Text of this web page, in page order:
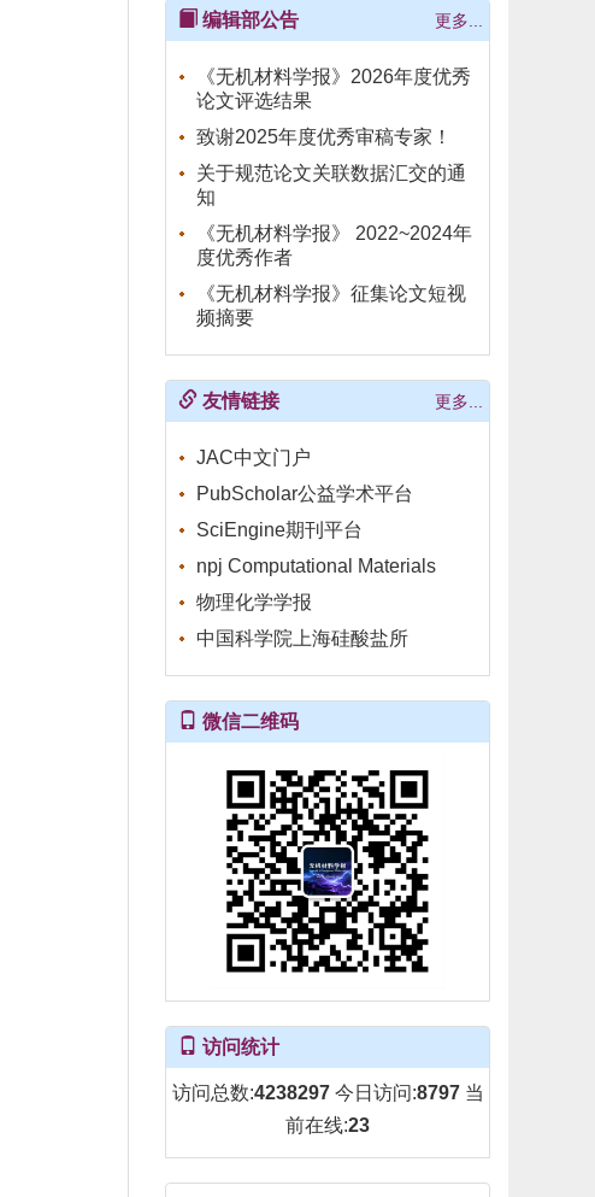
编辑部公告 更多...
《无机材料学报》2026年度优秀
论文评选结果
致谢2025年度优秀审稿专家！
关于规范论文关联数据汇交的通
知
《无机材料学报》 2022~2024年
度优秀作者
《无机材料学报》征集论文短视
频摘要
友情链接 更多...
JAC中文门户
PubScholar公益学术平台
SciEngine期刊平台
npj Computational Materials
物理化学学报
中国科学院上海硅酸盐所
微信二维码
访问统计
访问总数:4238297今日访问:8797当
前在线:23